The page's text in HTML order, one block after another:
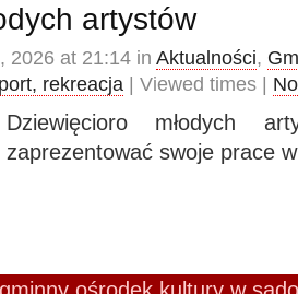
artystów
2026 at 21:14 in Aktualności,
rekreacja | Viewed times |
Dziewięcioro młodych
zaprezentować swoje prace